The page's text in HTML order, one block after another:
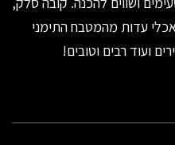
עדות מהמטבח התימני
ועוד רבים וטובים!